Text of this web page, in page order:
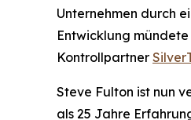
Unternehmen durch
Entwicklung
Kontrollpartner
Steve Fulton ist nun
als 25 Jahre